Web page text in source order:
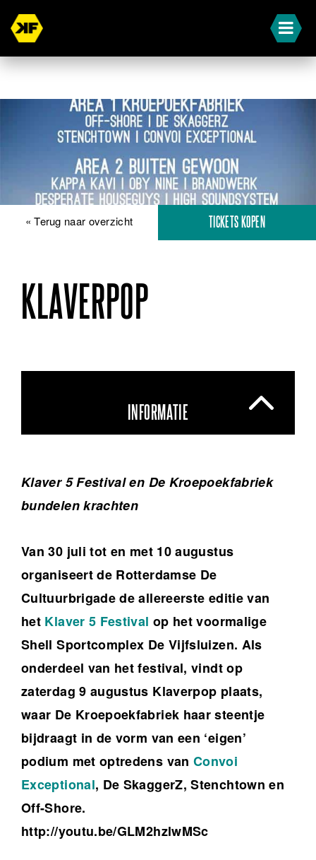
« Terug naar overzicht TICKETS KOPEN
KLAVERPOP
INFORMATIE
Klaver 5 Festival en De Kroepoekfabriek
bundelen krachten
Van 30 juli tot en met 10 augustus
organiseert de Rotterdamse De
Cultuurbrigade de allereerste editie van
het Klaver 5 Festival op het voormalige
Shell Sportcomplex De Vijfsluizen. Als
onderdeel van het festival, vindt op
zaterdag 9 augustus Klaverpop plaats,
waar De Kroepoekfabriek haar steentje
bijdraagt in de vorm van een ‘eigen’
podium met optredens vanConvoi
Exceptional, De SkaggerZ, Stenchtown en
Off-Shore.
http://youtu.be/GLM2hzlwMSc